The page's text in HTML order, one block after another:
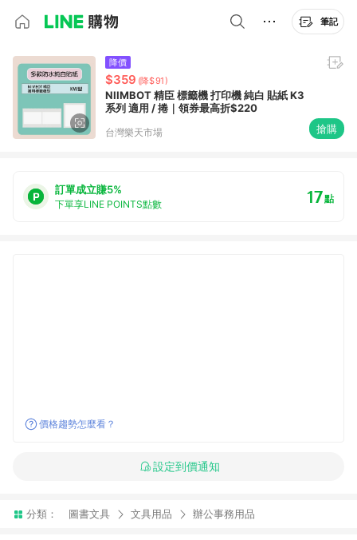
筆記
降價
$359 (降$91)
NIIMBOT 精臣 標籤機 打印機 純白 貼紙 K3
系列 適用 / 捲｜領券最高折$220
台灣樂天市場 搶購
訂單成立賺5%
下單享LINE POINTS點數 17點
價格趨勢怎麼看？
設定到價通知
分類： 圖書文具 文具用品 辦公事務用品